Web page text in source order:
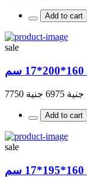
Add to cart
sale
جنية 6975 جنية 7750
Add to cart
sale